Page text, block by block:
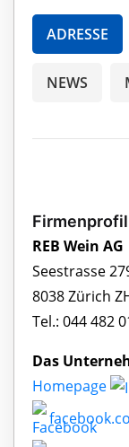
ADRESSE
NEWS
Firmenprofil
REB Wein AG
Seestrasse
8038 Zürich
Tel.: 044 482
Das
Homepage